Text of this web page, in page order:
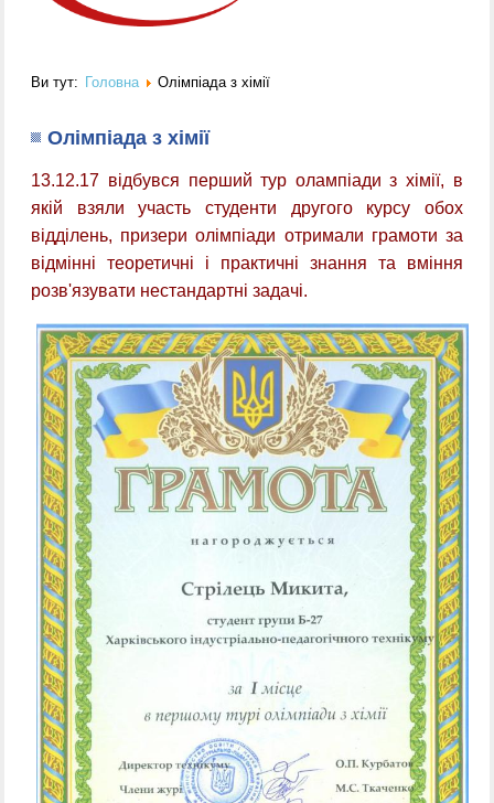
Ви тут: Головна Олімпіада з хімії
Олімпіада з хімії
13.12.17 відбувся перший тур олампіади з хімії, в
якій взяли участь студенти другого курсу обох
відділень, призери олімпіади отримали грамоти за
відмінні теоретичні і практичні знання та вміння
розв'язувати нестандартні задачі.